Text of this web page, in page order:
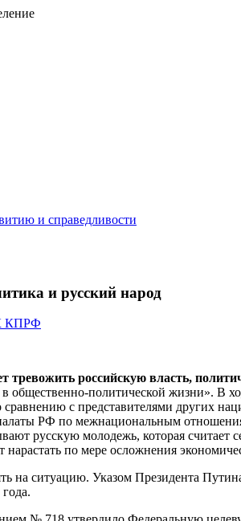
и русский народ
КПРФ
тревожить российскую власть,
общественно-политической жизни». В
с представителями других
РФ по межнациональным
русскую молодежь, которая
нарастать по мере осложнения
на ситуацию. Указом Президента